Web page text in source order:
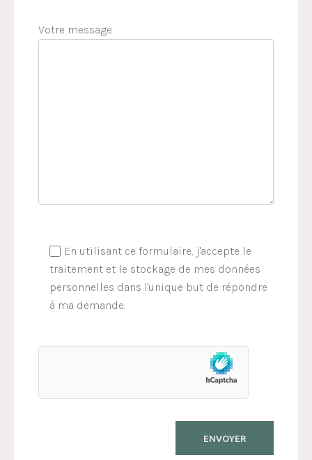
Votre message
En utilisant ce formulaire, j'accepte le
traitement et le stockage de mes données
personnelles dans l'unique but de répondre
à ma demande.